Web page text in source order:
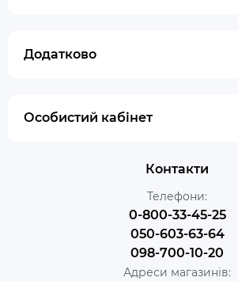
Додатково
Особистий кабінет
Контакти
Телефони:
0-800-33-45-25
050-603-63-64
098-700-10-20
Адреси магазинів: